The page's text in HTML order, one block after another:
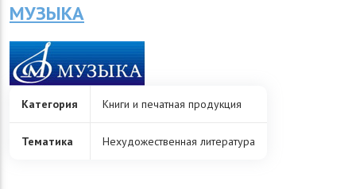
МУЗЫКА
Категория Книги и печатная продукция
Тематика Нехудожественная литература